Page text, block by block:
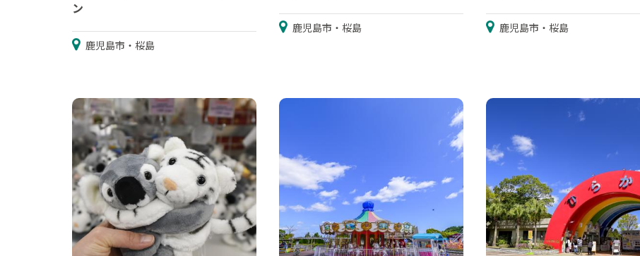
ン
鹿児島市・桜島
鹿児島市・桜島 鹿児島市・桜島